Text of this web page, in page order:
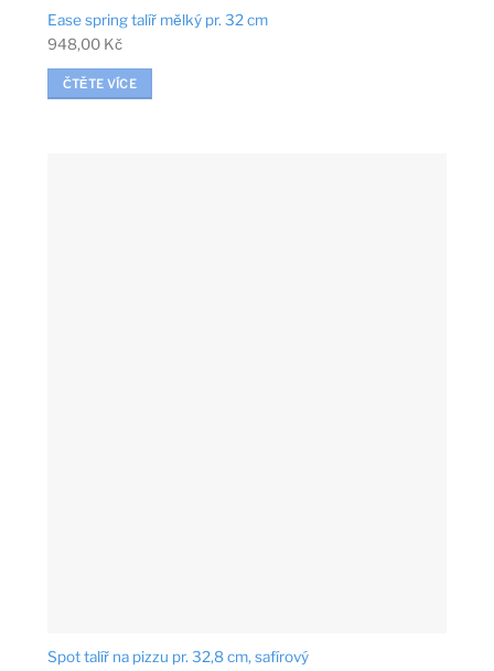
Ease spring talíř mělký pr. 32 cm
948,00 Kč
ČTĚTE VÍCE
Spot talíř na pizzu pr. 32,8 cm, safírový